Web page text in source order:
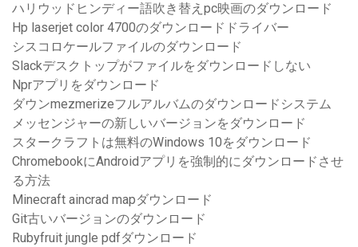
ハリウッドヒンディー語吹き替えpc映画のダウンロード
Hp laserjet color 4700のダウンロードドライバー
シスコロケールファイルのダウンロード
Slackデスクトップがファイルをダウンロードしない
Nprアプリをダウンロード
ダウンmezmerizeフルアルバムのダウンロードシステム
メッセンジャーの新しいバージョンをダウンロード
スタークラフトは無料のWindows 10をダウンロード
ChromebookにAndroidアプリを強制的にダウンロードさせ
る方法
Minecraft aincrad mapダウンロード
Git古いバージョンのダウンロード
Rubyfruit jungle pdfダウンロード